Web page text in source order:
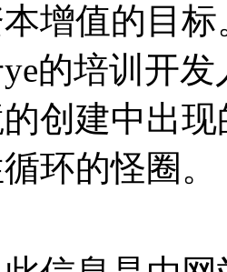
增值的目
的培训开
创建中出
环的怪圈。